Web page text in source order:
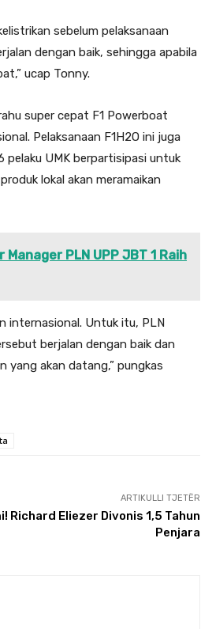
sebelum pelaksanaan
dengan baik, sehingga apabila
ucap Tonny.
super cepat F1 Powerboat
Pelaksanaan F1H2O ini juga
pelaku UMK berpartisipasi untuk
lokal akan meramaikan
PLN UPP JBT 1 Raih
internasional. Untuk itu, PLN
berjalan dengan baik dan
yang akan datang,” pungkas
ARTIKULLI TJETËR
Richard Eliezer Divonis 1,5 Tahun
Penjara